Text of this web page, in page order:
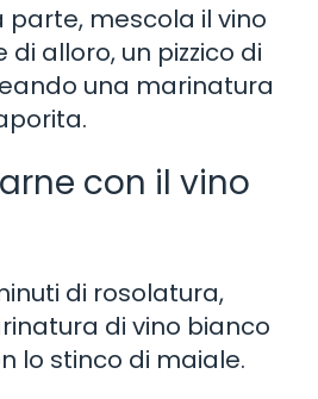
parte, mescola il vino
di alloro, un pizzico di
una marinatura
con il vino
di rosolatura,
di vino bianco
lo stinco di maiale.